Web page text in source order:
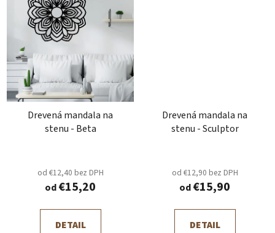
Drevená mandala na
stenu - Beta
od €12,40 bez DPH
od€15,20
DETAIL
Drevená mandala na
stenu - Sculptor
od €12,90 bez DPH
od€15,90
DETAIL